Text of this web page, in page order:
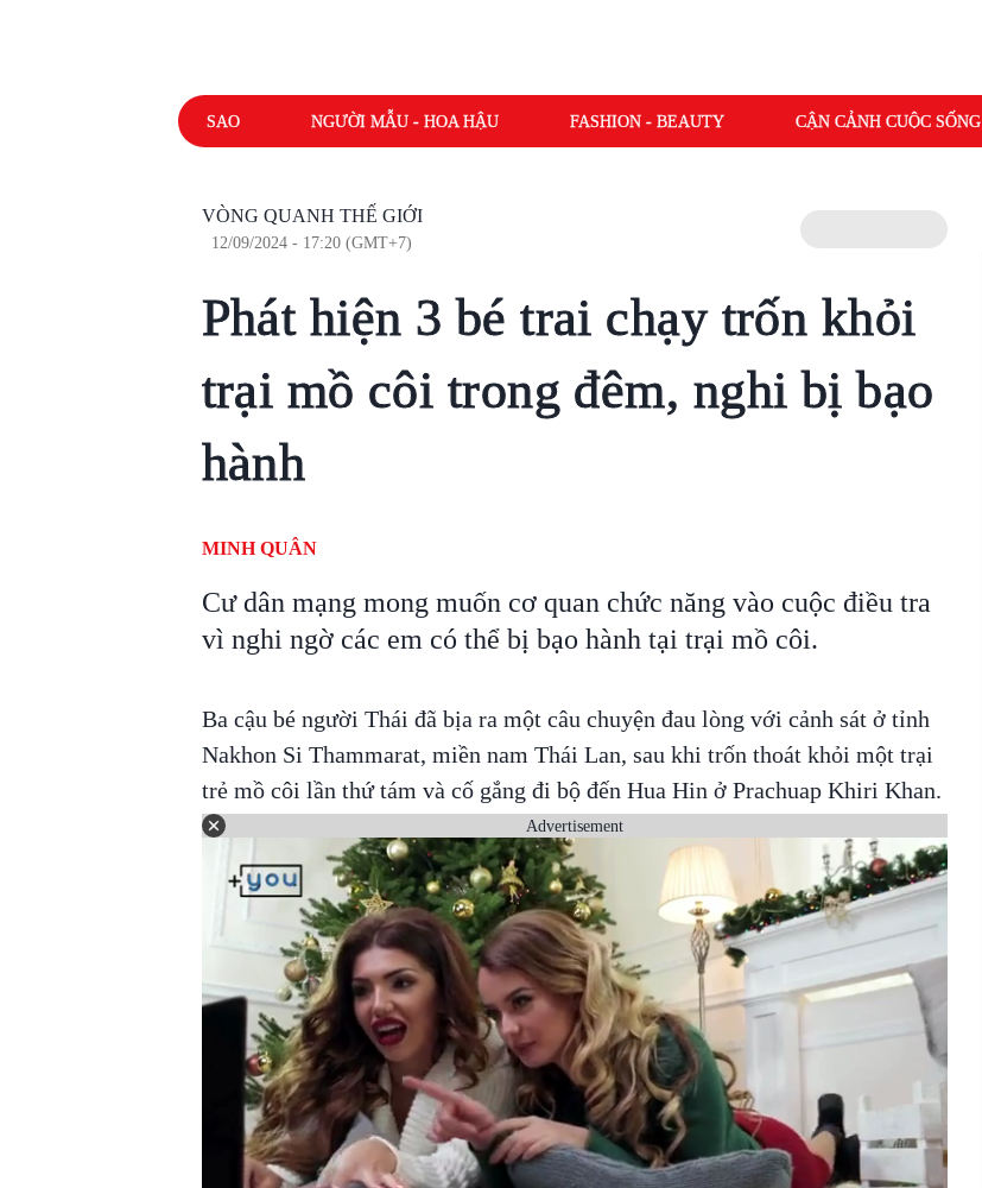
SAO NGƯỜI MẪU - HOA HẬU FASHION - BEAUTY CẬN CẢNH CUỘC SỐNG
VÒNG QUANH THẾ GIỚI
12/09/2024 - 17:20 (GMT+7)
Phát hiện 3 bé trai chạy trốn khỏi
trại mồ côi trong đêm, nghi bị bạo
hành
MINH QUÂN
Cư dân mạng mong muốn cơ quan chức năng vào cuộc điều tra
vì nghi ngờ các em có thể bị bạo hành tại trại mồ côi.
Ba cậu bé người Thái đã bịa ra một câu chuyện đau lòng với cảnh sát ở tỉnh
Nakhon Si Thammarat, miền nam Thái Lan, sau khi trốn thoát khỏi một trại
trẻ mồ côi lần thứ tám và cố gắng đi bộ đến Hua Hin ở Prachuap Khiri Khan.
Advertisement